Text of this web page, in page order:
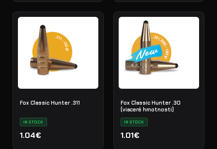
Fox Classic Hunter .311
IN STOCK
1.04€
Fox Classic Hunter .30
(viaceré hmotnosti)
IN STOCK
1.01€